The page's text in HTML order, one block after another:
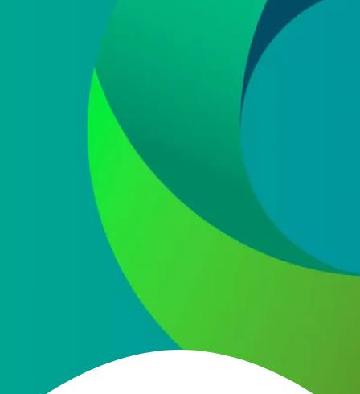
He leído y acepto la
política de protección de
Acepto recibir información comercial sobre las ofertas
y promociones de nuestra empresa (NET QUINTOS, S.L.)
relacionadas con nuestro sector en base a nuestra
política de protección de datos